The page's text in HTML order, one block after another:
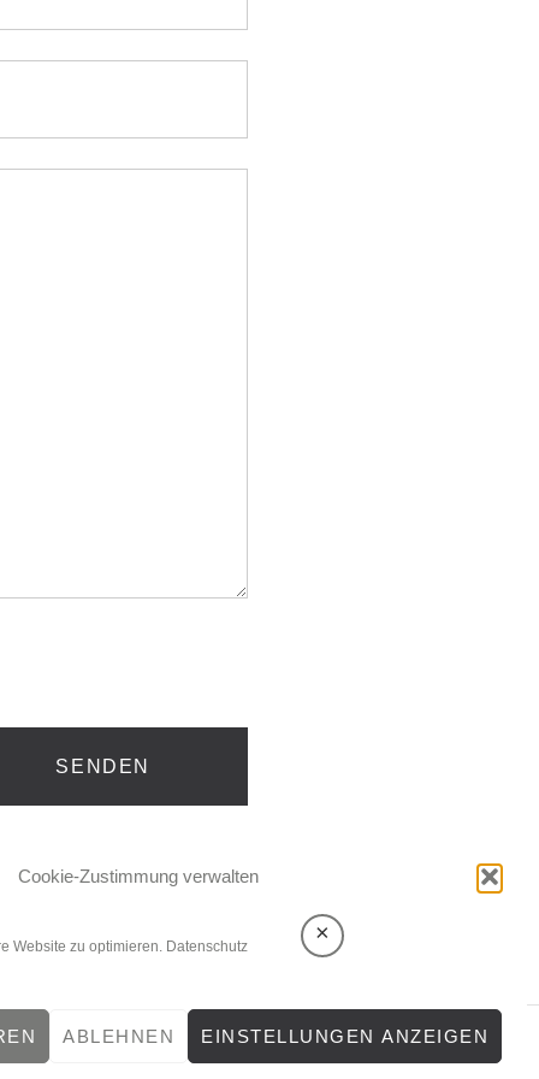
Cookie-Zustimmung verwalten
×
Website zu optimieren. Datenschutz
ABLEHNEN EINSTELLUNGEN ANZEIGEN